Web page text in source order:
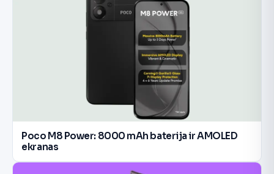
Poco M8 Power: 8000 mAh baterija ir AMOLED
ekranas